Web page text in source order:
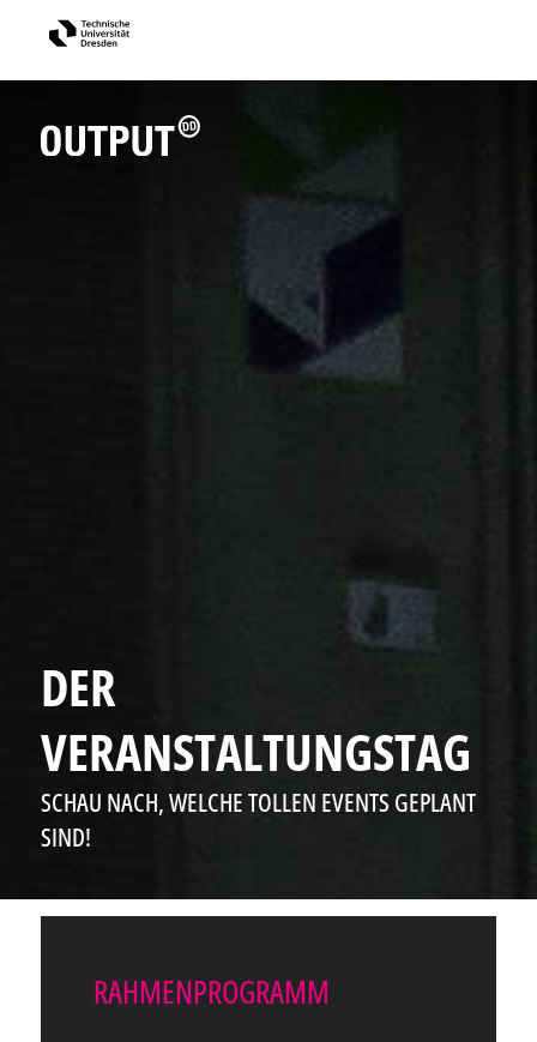
DER
VERANSTALTUNGSTAG
SCHAU NACH, WELCHE TOLLEN EVENTS GEPLANT
SIND!
RAHMENPROGRAMM